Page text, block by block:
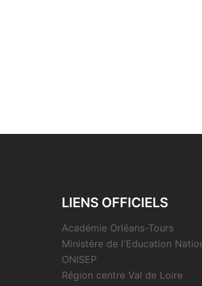
LIENS OFFICIELS
Académie Orléans-Tours
Ministère de l'Education
ONISEP
Région centre Val de Loire